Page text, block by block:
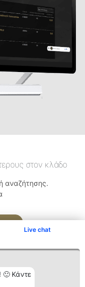
Live chat
🙂 Κάντε
στον κλάδο
αναζήτησης.